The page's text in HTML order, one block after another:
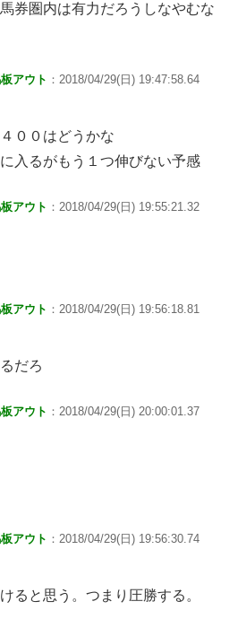
券圏内は有力だろうしなやむな
アウト ：2018/04/29(日) 19:47:58.64
００はどうかな
入るがもう１つ伸びない予感
アウト ：2018/04/29(日) 19:55:21.32
アウト ：2018/04/29(日) 19:56:18.81
だろ
アウト ：2018/04/29(日) 20:00:01.37
アウト ：2018/04/29(日) 19:56:30.74
ると思う。つまり圧勝する。